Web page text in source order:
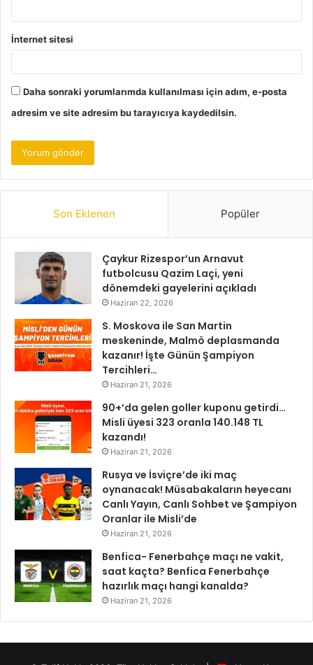
İnternet sitesi
Daha sonraki yorumlarımda kullanılması için adım, e-posta
adresim ve site adresim bu tarayıcıya kaydedilsin.
Son Eklenen Popüler
Çaykur Rizespor’un Arnavut
futbolcusu Qazim Laçi, yeni
dönemdeki gayelerini açıkladı
Haziran 22, 2026
S. Moskova ile San Martin
meskeninde, Malmö deplasmanda
kazanır! İşte Günün Şampiyon
Tercihleri…
Haziran 21, 2026
90+’da gelen goller kuponu getirdi…
Misli üyesi 323 oranla 140.148 TL
kazandı!
Haziran 21, 2026
Rusya ve İsviçre’de iki maç
oynanacak! Müsabakaların heyecanı
Canlı Yayın, Canlı Sohbet ve Şampiyon
Oranlar ile Misli’de
Haziran 21, 2026
Benfica- Fenerbahçe maçı ne vakit,
saat kaçta? Benfica Fenerbahçe
hazırlık maçı hangi kanalda?
Haziran 21, 2026